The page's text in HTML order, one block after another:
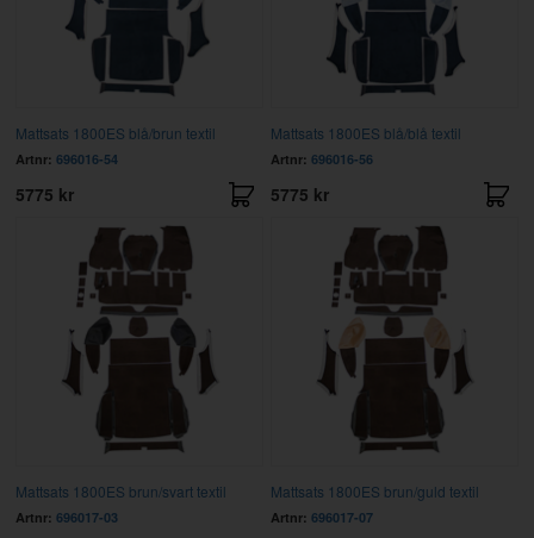
Mattsats 1800ES blå/brun textil
Artnr: 696016-54
5775 kr
Mattsats 1800ES blå/blå textil
Artnr: 696016-56
5775 kr
Mattsats 1800ES brun/svart textil
Artnr: 696017-03
Mattsats 1800ES brun/guld textil
Artnr: 696017-07